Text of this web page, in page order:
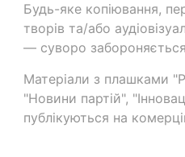
Будь-яке копіювання,
творів та/або
— суворо
Матеріали з плашками
"Новини партій",
публікуються на